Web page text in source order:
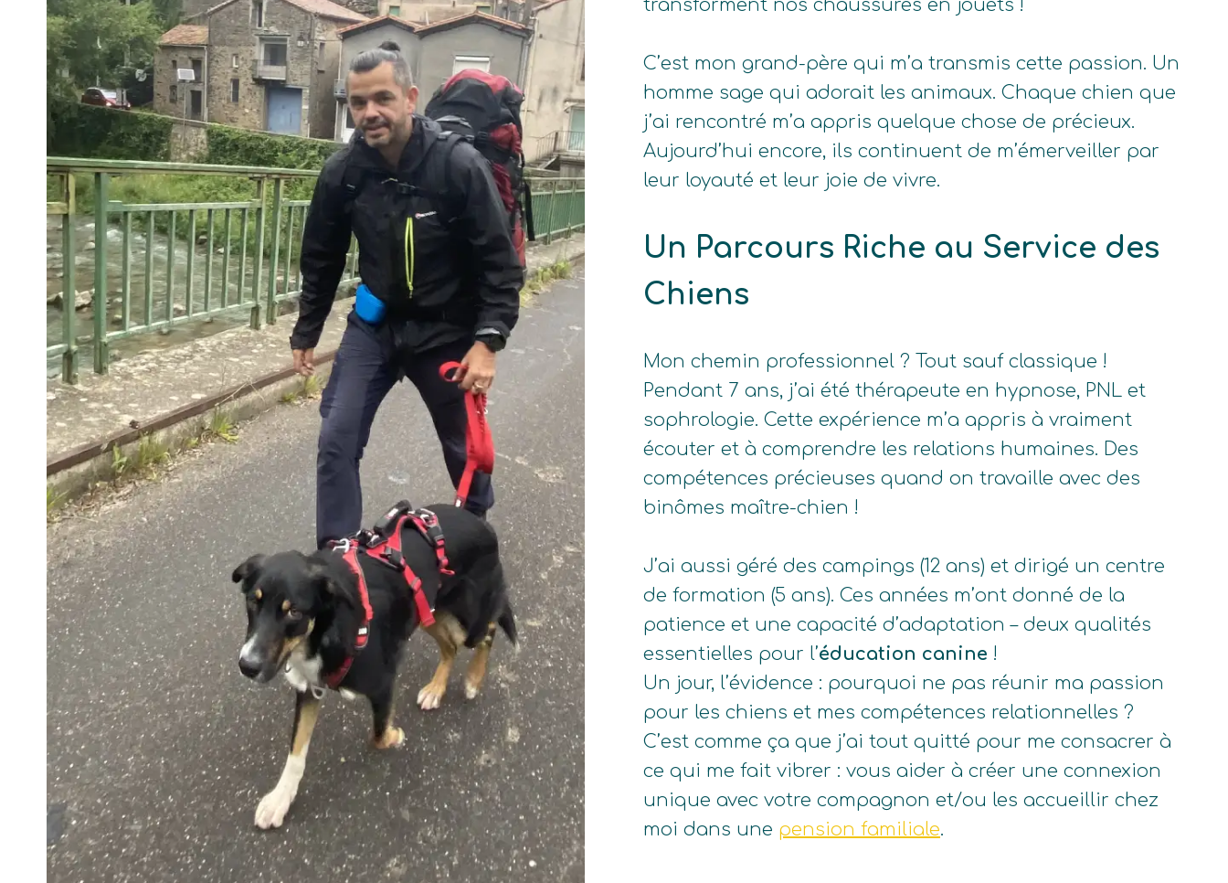
transforment nos chaussures en jouets !
C’est mon grand-père qui m’a transmis cette passion. Un
homme sage qui adorait les animaux. Chaque chien que
j’ai rencontré m’a appris quelque chose de précieux.
Aujourd’hui encore, ils continuent de m’émerveiller par
leur loyauté et leur joie de vivre.
Un Parcours Riche au Service des
Chiens
Mon chemin professionnel ? Tout sauf classique !
Pendant 7 ans, j’ai été thérapeute en hypnose, PNL et
sophrologie. Cette expérience m’a appris à vraiment
écouter et à comprendre les relations humaines. Des
compétences précieuses quand on travaille avec des
binômes maître-chien !
J’ai aussi géré des campings (12 ans) et dirigé un centre
de formation (5 ans). Ces années m’ont donné de la
patience et une capacité d’adaptation – deux qualités
essentielles pour l’éducation canine !
Un jour, l’évidence : pourquoi ne pas réunir ma passion
pour les chiens et mes compétences relationnelles ?
C’est comme ça que j’ai tout quitté pour me consacrer à
ce qui me fait vibrer : vous aider à créer une connexion
unique avec votre compagnon et/ou les accueillir chez
moi dans une pension familiale.